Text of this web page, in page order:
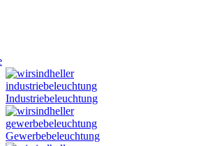
Industriebeleuchtung
Gewerbebeleuchtung